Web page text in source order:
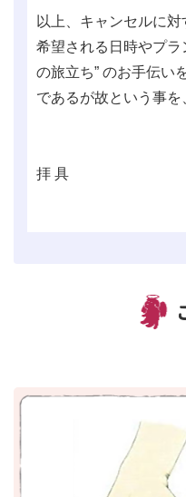
以上、キャンセルに
希望される日時やプラ
の旅立ち” のお手伝い
であるが故という事を
拝 具